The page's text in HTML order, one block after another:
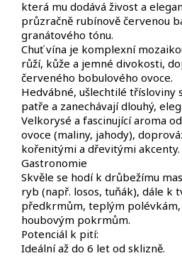
která mu dodává živost a
průzračně rubínově červenou
granátového tónu.
Chuť vína je komplexní
růží, kůže a jemné divokosti,
červeného bobulového ovoce.
Hedvábné, ušlechtilé třísloviny
patře a zanechávají dlouhý,
Velkorysé a fascinující aroma
ovoce (maliny, jahody),
kořenitými a dřevitými akcenty.
Gastronomie
Skvěle se hodí k drůbežímu
ryb (např. losos, tuňák), dále k
předkrmům, teplým polévkám,
houbovým pokrmům.
Potenciál k pití:
Ideální až do 6 let od sklizně.